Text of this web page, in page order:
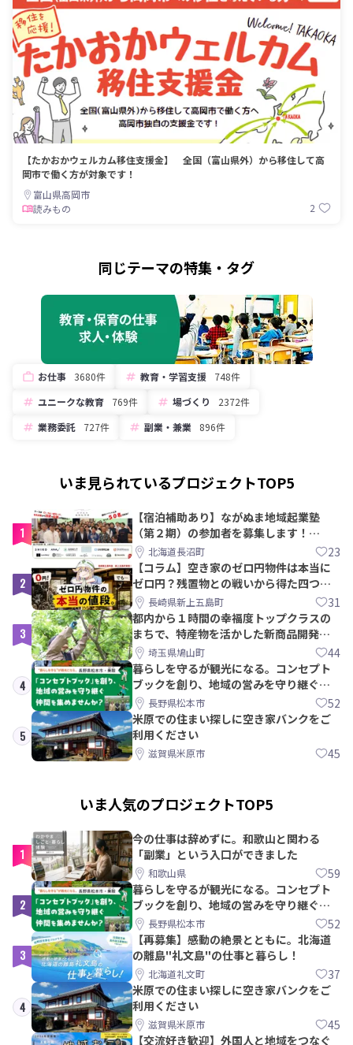
【たかおかウェルカム移住支援金】 全国（富山県外）から移住して高
岡市で働く方が対象です！
富山県高岡市
読みもの
2
同じテーマの特集・タグ
お仕事 3680件 教育・学習支援
748件
ユニークな教育
769件 場づくり
2372件
業務委託
727件 副業・兼業 896件
いま見られているプロジェクトTOP5
1
【宿泊補助あり】ながぬま地域起業塾
（第２期）の参加者を募集します！
【8/21〆】
北海道長沼町 23
2
【コラム】空き家のゼロ円物件は本当に
ゼロ円？残置物との戦いから得た四つの
教訓｜新上五島町
長崎県新上五島町 31
3
都内から１時間の幸福度トップクラスの
まちで、特産物を活かした新商品開発＆
PRメンバー募集！
埼玉県鳩山町 44
4
暮らしを守るが観光になる。コンセプト
ブックを創り、地域の営みを守り継ぐ仲
間を集めませんか？
長野県松本市 52
5
米原での住まい探しに空き家バンクをご
利用ください
滋賀県米原市 45
いま人気のプロジェクトTOP5
1
今の仕事は辞めずに。和歌山と関わる
「副業」という入口ができました
和歌山県 59
2
暮らしを守るが観光になる。コンセプト
ブックを創り、地域の営みを守り継ぐ仲
間を集めませんか？
長野県松本市 52
3
【再募集】感動の絶景とともに。北海道
の離島"礼文島"の仕事と暮らし！
北海道礼文町 37
4
米原での住まい探しに空き家バンクをご
利用ください
滋賀県米原市 45
【交流好き歓迎】外国人と地域をつなぐ